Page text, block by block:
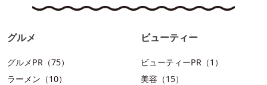
グルメ
グルメPR（75）
ラーメン（10）
ビューティー
ビューティーPR（1）
美容（15）